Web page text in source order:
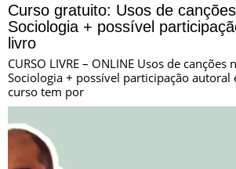
Curso gratuito: Usos de
Sociologia + possível
livro
CURSO LIVRE – ONLINE Usos de canções
Sociologia + possível participação autoral
curso tem por